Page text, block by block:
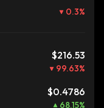
0.3%
$216.53
99.63%
$0.4786
68.15%